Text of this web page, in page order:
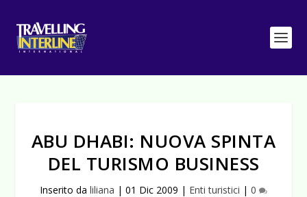
ABU DHABI: NUOVA SPINTA
DEL TURISMO BUSINESS
Inserito da liliana | 01 Dic 2009 | Enti turistici | 0